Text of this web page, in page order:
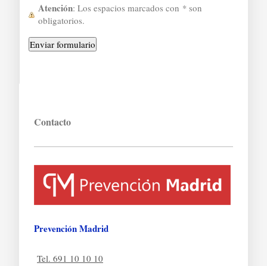
Atención : Los espacios marcados con * son
obligatorios.
Contacto
Prevención Madrid
Tel. 691 10 10 10